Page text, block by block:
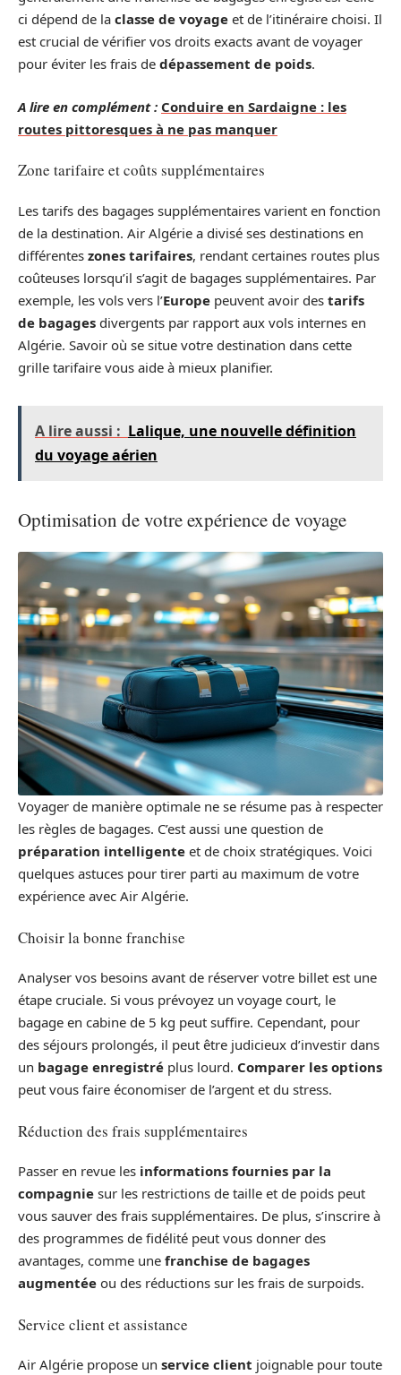
ci dépend de la classe de voyage et de l’itinéraire choisi. Il
est crucial de vérifier vos droits exacts avant de voyager
pour éviter les frais de dépassement de poids.
A lire en complément : Conduire en Sardaigne : les
routes pittoresques à ne pas manquer
Zone tarifaire et coûts supplémentaires
Les tarifs des bagages supplémentaires varient en fonction
de la destination. Air Algérie a divisé ses destinations en
différentes zones tarifaires, rendant certaines routes plus
coûteuses lorsqu’il s’agit de bagages supplémentaires. Par
exemple, les vols vers l’Europe peuvent avoir des tarifs
de bagages divergents par rapport aux vols internes en
Algérie. Savoir où se situe votre destination dans cette
grille tarifaire vous aide à mieux planifier.
A lire aussi : Lalique, une nouvelle définition
du voyage aérien
Optimisation de votre expérience de voyage
Voyager de manière optimale ne se résume pas à respecter
les règles de bagages. C’est aussi une question de
préparation intelligente et de choix stratégiques. Voici
quelques astuces pour tirer parti au maximum de votre
expérience avec Air Algérie.
Choisir la bonne franchise
Analyser vos besoins avant de réserver votre billet est une
étape cruciale. Si vous prévoyez un voyage court, le
bagage en cabine de 5 kg peut suffire. Cependant, pour
des séjours prolongés, il peut être judicieux d’investir dans
un bagage enregistré plus lourd. Comparer les options
peut vous faire économiser de l’argent et du stress.
Réduction des frais supplémentaires
Passer en revue les informations fournies par la
compagnie sur les restrictions de taille et de poids peut
vous sauver des frais supplémentaires. De plus, s’inscrire à
des programmes de fidélité peut vous donner des
avantages, comme une franchise de bagages
augmentée ou des réductions sur les frais de surpoids.
Service client et assistance
Air Algérie propose un service client joignable pour toute